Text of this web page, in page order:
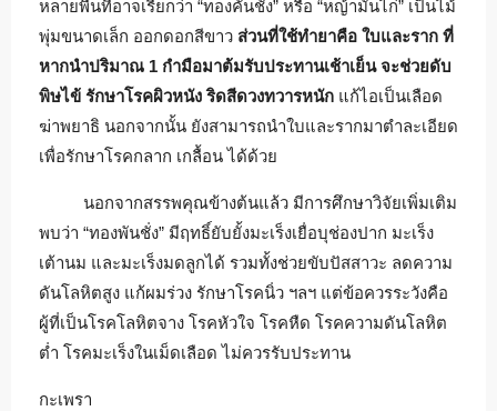
หลายพื้นที่อาจเรียกว่า “ทองคันชั่ง” หรือ “หญ้ามันไก่” เป็นไม้
พุ่มขนาดเล็ก ออกดอกสีขาว ส่วนที่ใช้ทำยาคือ ใบและราก ที่
หากนำปริมาณ 1 กำมือมาต้มรับประทานเช้าเย็น จะช่วยดับ
พิษไข้ รักษาโรคผิวหนัง ริดสีดวงทวารหนัก แก้ไอเป็นเลือด
ฆ่าพยาธิ นอกจากนั้น ยังสามารถนำใบและรากมาตำละเอียด
เพื่อรักษาโรคกลาก เกลื้อน ได้ด้วย
นอกจากสรรพคุณข้างต้นแล้ว มีการศึกษาวิจัยเพิ่มเติม
พบว่า “ทองพันชั่ง” มีฤทธิ์ยับยั้งมะเร็งเยื่อบุช่องปาก มะเร็ง
เต้านม และมะเร็งมดลูกได้ รวมทั้งช่วยขับปัสสาวะ ลดความ
ดันโลหิตสูง แก้ผมร่วง รักษาโรคนิ่ว ฯลฯ แต่ข้อควรระวังคือ
ผู้ที่เป็นโรคโลหิตจาง โรคหัวใจ โรคหืด โรคความดันโลหิต
ต่ำ โรคมะเร็งในเม็ดเลือด ไม่ควรรับประทาน
กะเพรา